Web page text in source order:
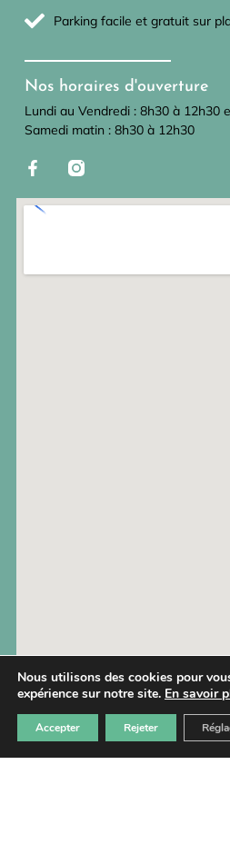
Parking facile et gratuit sur
Nos horaires d'ouverture
Lundi au Vendredi : 8h30 à 12h30
Samedi matin : 8h30 à 12h30
Nous utilisons des cookies pour
expérience sur notre site. En savoir
Accepter Rejeter